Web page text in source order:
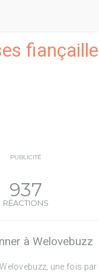
PUBLICITÉ
937
RÉACTIONS
à Welovebuzz
Welovebuzz, une fois par